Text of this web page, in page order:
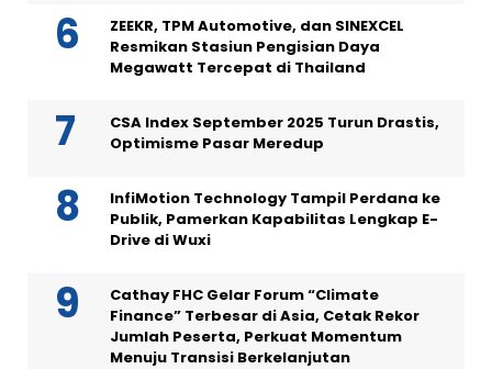
ZEEKR, TPM Automotive, dan SINEXCEL
Resmikan Stasiun Pengisian Daya
Megawatt Tercepat di Thailand
CSA Index September 2025 Turun Drastis,
Optimisme Pasar Meredup
InfiMotion Technology Tampil Perdana ke
Publik, Pamerkan Kapabilitas Lengkap E-
Drive di Wuxi
Cathay FHC Gelar Forum “Climate
Finance” Terbesar di Asia, Cetak Rekor
Jumlah Peserta, Perkuat Momentum
Menuju Transisi Berkelanjutan